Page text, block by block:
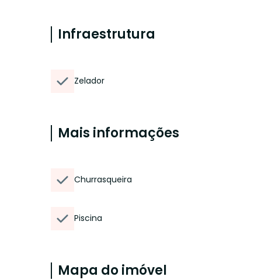
Infraestrutura
Zelador
Mais informações
Churrasqueira
Piscina
Mapa do imóvel